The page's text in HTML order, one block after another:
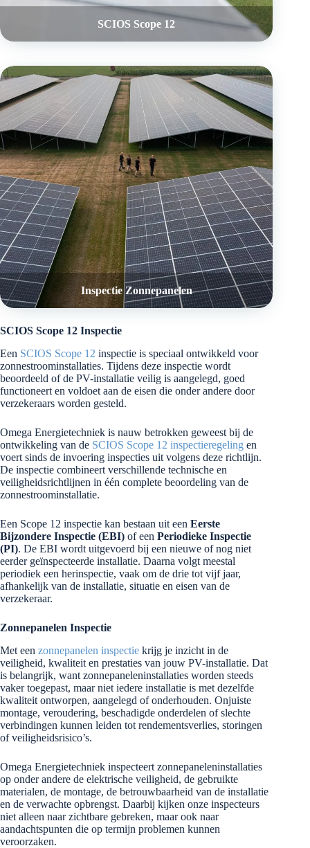
SCIOS Scope 12
Inspectie Zonnepanelen
SCIOS Scope 12 Inspectie
Een SCIOS Scope 12 inspectie is speciaal ontwikkeld voor
zonnestroominstallaties. Tijdens deze inspectie wordt
beoordeeld of de PV-installatie veilig is aangelegd, goed
functioneert en voldoet aan de eisen die onder andere door
verzekeraars worden gesteld.
Omega Energietechniek is nauw betrokken geweest bij de
ontwikkeling van de SCIOS Scope 12 inspectieregeling en
voert sinds de invoering inspecties uit volgens deze richtlijn.
De inspectie combineert verschillende technische en
veiligheidsrichtlijnen in één complete beoordeling van de
zonnestroominstallatie.
Een Scope 12 inspectie kan bestaan uit een Eerste
Bijzondere Inspectie (EBI) of een Periodieke Inspectie
(PI). De EBI wordt uitgevoerd bij een nieuwe of nog niet
eerder geïnspecteerde installatie. Daarna volgt meestal
periodiek een herinspectie, vaak om de drie tot vijf jaar,
afhankelijk van de installatie, situatie en eisen van de
verzekeraar.
Zonnepanelen Inspectie
Met een zonnepanelen inspectie krijg je inzicht in de
veiligheid, kwaliteit en prestaties van jouw PV-installatie. Dat
is belangrijk, want zonnepaneleninstallaties worden steeds
vaker toegepast, maar niet iedere installatie is met dezelfde
kwaliteit ontworpen, aangelegd of onderhouden. Onjuiste
montage, veroudering, beschadigde onderdelen of slechte
verbindingen kunnen leiden tot rendementsverlies, storingen
of veiligheidsrisico’s.
Omega Energietechniek inspecteert zonnepaneleninstallaties
op onder andere de elektrische veiligheid, de gebruikte
materialen, de montage, de betrouwbaarheid van de installatie
en de verwachte opbrengst. Daarbij kijken onze inspecteurs
niet alleen naar zichtbare gebreken, maar ook naar
aandachtspunten die op termijn problemen kunnen
veroorzaken.